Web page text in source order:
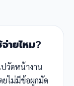
ายไหม?
ปวัดหน้างาน
ยไม่มีข้อผูกมัด